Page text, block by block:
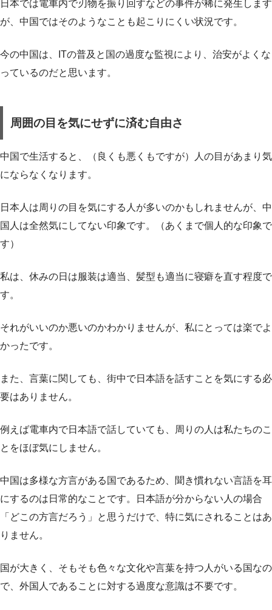
日本では電車内で刃物を振り回すなどの事件が稀に発生します
が、中国ではそのようなことも起こりにくい状況です。
今の中国は、ITの普及と国の過度な監視により、治安がよくな
っているのだと思います。
周囲の目を気にせずに済む自由さ
中国で生活すると、（良くも悪くもですが）人の目があまり気
にならなくなります。
日本人は周りの目を気にする人が多いのかもしれませんが、中
国人は全然気にしてない印象です。（あくまで個人的な印象で
す）
私は、休みの日は服装は適当、髪型も適当に寝癖を直す程度で
す。
それがいいのか悪いのかわかりませんが、私にとっては楽でよ
かったです。
また、言葉に関しても、街中で日本語を話すことを気にする必
要はありません。
例えば電車内で日本語で話していても、周りの人は私たちのこ
とをほぼ気にしません。
中国は多様な方言がある国であるため、聞き慣れない言語を耳
にするのは日常的なことです。日本語が分からない人の場合
「どこの方言だろう」と思うだけで、特に気にされることはあ
りません。
国が大きく、そもそも色々な文化や言葉を持つ人がいる国なの
で、外国人であることに対する過度な意識は不要です。